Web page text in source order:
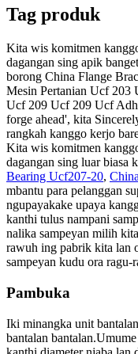
Tag produk
Kita wis komitmen
dagangan sing apik
borong China Flange
Mesin Pertanian Ucf
Ucf 209 Ucf 209 Ucf
forge ahead', kita
rangkah kanggo kerjo
Kita wis komitmen
dagangan sing luar biasa
Bearing Ucf207-20,
mbantu para pelanggan
ngupayakake upaya
kanthi tulus nampani
nalika sampeyan milih
rawuh ing pabrik kita lan
sampeyan kudu ora ragu-
Pambuka
Iki minangka unit
bantalan